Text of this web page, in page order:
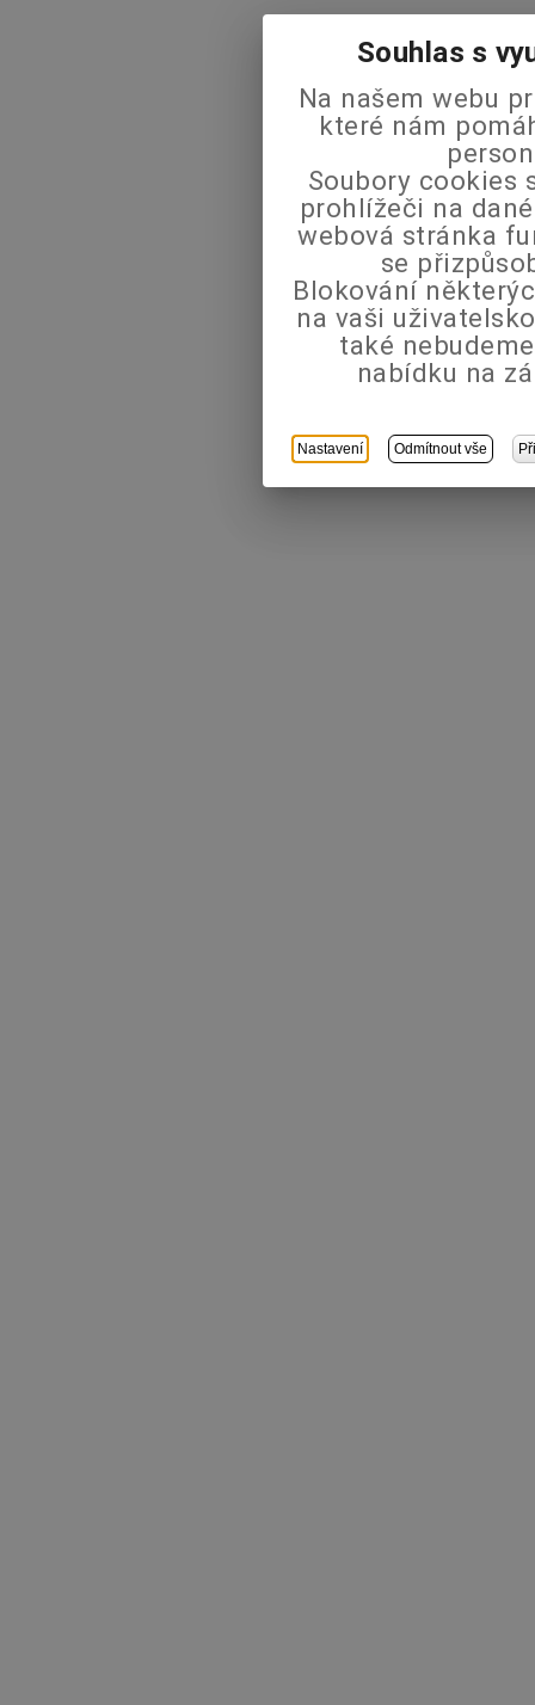
Souhlas s
Na našem webu
které nám
Soubory cookies
prohlížeči na
webová stránka
se
Blokování
na vaši
také
nabídku na
Nastavení Odmítnout vše